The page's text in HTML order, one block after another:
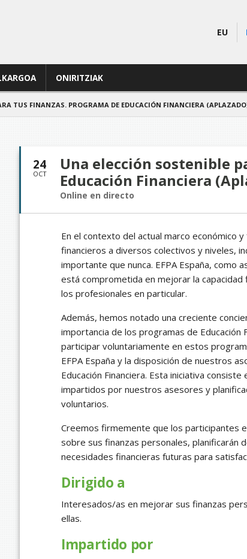
EU
ONIRITZIAK
TUS FINANZAS. PROGRAMA DE EDUCACIÓN FINANCIERA
24
OCT
Una elección sostenible
Educación Financiera
Online en directo
En el contexto del actual marco económico
financieros a diversos colectivos y niveles,
importante que nunca. EFPA España, como
está comprometida en mejorar la
los profesionales en particular.
Además, hemos notado una creciente
importancia de los programas de Educación
participar voluntariamente en estos
EFPA España y la disposición de nuestros
Educación Financiera. Esta iniciativa
impartidos por nuestros asesores y
voluntarios.
Creemos firmemente que los participantes
sobre sus finanzas personales, planificarán
necesidades financieras futuras para
Dirigido a
Interesados/as en mejorar sus finanzas
ellas.
Impartido por